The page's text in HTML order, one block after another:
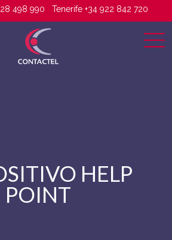
498 990 Tenerife +34 922 842 720
HELP
POINT